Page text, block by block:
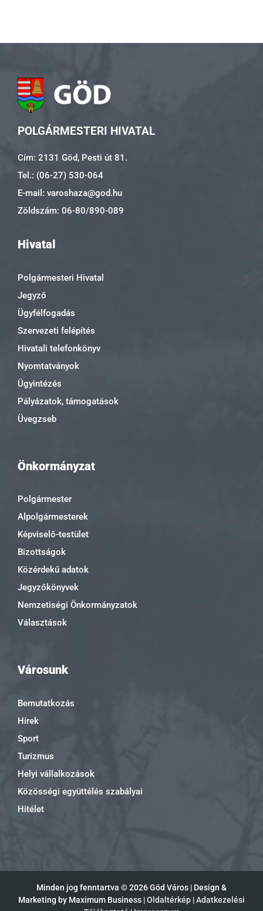
POLGÁRMESTERI HIVATAL
Cím: 2131 Göd, Pesti út 81.
Tel.: (06-27) 530-064
E-mail: varoshaza@god.hu
Zöldszám: 06-80/890-089
Hivatal
Polgármesteri Hivatal
Jegyző
Ügyfélfogadás
Szervezeti felépítés
Hivatali telefonkönyv
Nyomtatványok
Ügyintézés
Pályázatok, támogatások
Üvegzseb
Önkormányzat
Polgármester
Alpolgármesterek
Képviselő-testület
Bizottságok
Közérdekű adatok
Jegyzőkönyvek
Nemzetiségi Önkormányzatok
Választások
Városunk
Bemutatkozás
Hírek
Sport
Turizmus
Helyi vállalkozások
Közösségi együttélés szabályai
Hitélet
Minden jog fenntartva ©2026 Göd Város | Design &
Marketing by Maximum Business |Oldaltérkép |Adatkezelési